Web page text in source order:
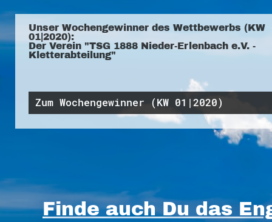
Unser Wochengewinner des Wettbewerbs (KW
01|2020):
Der Verein "TSG 1888 Nieder-Erlenbach e.V. -
Kletterabteilung"
Zum Wochengewinner (KW 01|2020)
Finde auch Du das